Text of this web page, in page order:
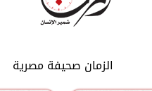
الزمان صحيفة مصرية